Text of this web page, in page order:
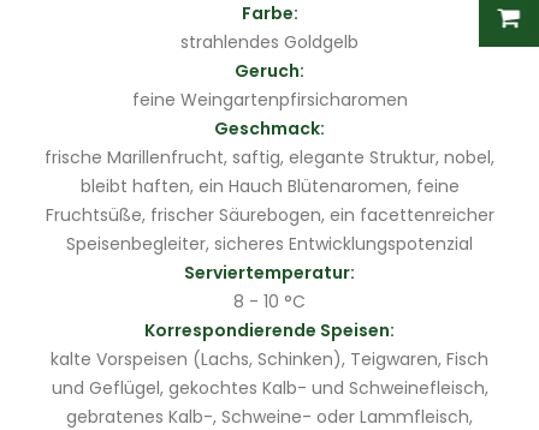
Farbe:
strahlendes Goldgelb
Geruch:
feine Weingartenpfirsicharomen
Geschmack:
frische Marillenfrucht, saftig, elegante Struktur, nobel,
bleibt haften, ein Hauch Blütenaromen, feine
Fruchtsüße, frischer Säurebogen, ein facettenreicher
Speisenbegleiter, sicheres Entwicklungspotenzial
Serviertemperatur:
8 - 10 °C
Korrespondierende Speisen:
kalte Vorspeisen (Lachs, Schinken), Teigwaren, Fisch
und Geflügel, gekochtes Kalb- und Schweinefleisch,
gebratenes Kalb-, Schweine- oder Lammfleisch,